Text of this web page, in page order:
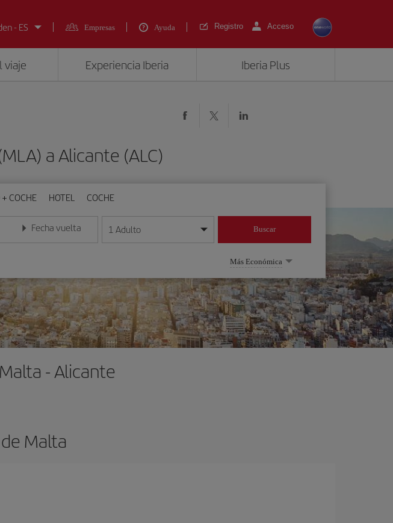
- ES
Empresas Ayuda Registro Acceso
viaje Experiencia Iberia Iberia Plus
a Alicante (ALC)
COCHE HOTEL COCHE
en formato día/mes/año
Fecha vuelta
Introduce la fecha en formato día/mes/año
1 Adulto Buscar
Más Económica
- Alicante
Malta